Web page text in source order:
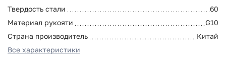
Твердость стали
60
Материал рукояти
G10
Страна производитель
Китай
Все характеристики